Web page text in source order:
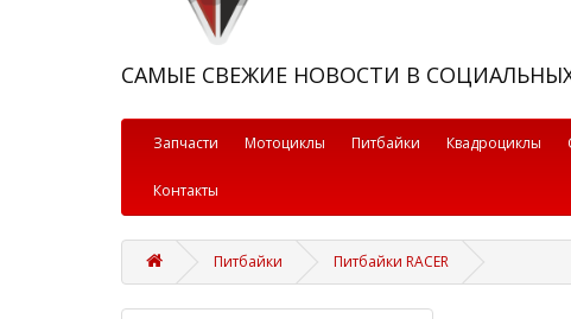
САМЫЕ СВЕЖИЕ НОВОСТИ В СОЦИАЛЬНЫХ
Запчасти Мотоциклы Питбайки Квадроциклы
Контакты
Питбайки Питбайки RACER